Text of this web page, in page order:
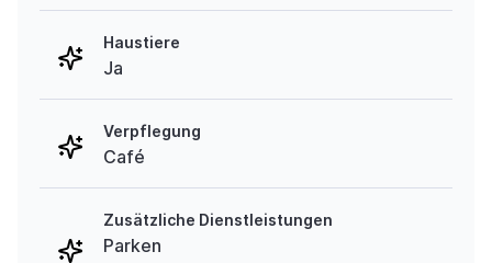
Haustiere
Ja
Verpflegung
Café
Zusätzliche Dienstleistungen
Parken